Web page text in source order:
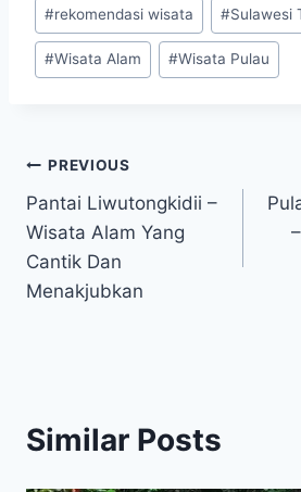
#rekomendasi wisata #Sulawesi
#Wisata Alam #Wisata Pulau
Post
navigation
PREVIOUS
Pantai Liwutongkidii –
Wisata Alam Yang
Cantik Dan
Menakjubkan
Similar Posts